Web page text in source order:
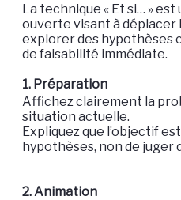
La technique « Et si… »
ouverte visant à déplacer
explorer des hypothèses
de faisabilité immédiate.
1. Préparation
Affichez clairement la
situation actuelle.
Expliquez que l’objectif
hypothèses, non de juger
2. Animation